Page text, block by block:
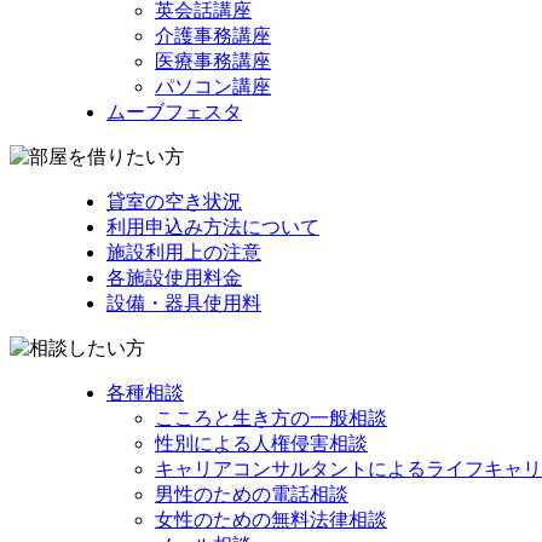
英会話講座
介護事務講座
医療事務講座
パソコン講座
ムーブフェスタ
貸室の空き状況
利用申込み方法について
施設利用上の注意
各施設使用料金
設備・器具使用料
各種相談
こころと生き方の一般相談
性別による人権侵害相談
キャリアコンサルタントによるライフキャ
男性のための電話相談
女性のための無料法律相談